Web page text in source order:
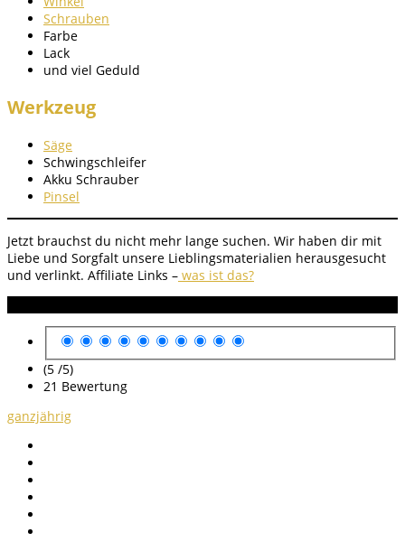
Schrauben
Farbe
Lack
und viel Geduld
Werkzeug
Säge
Schwingschleifer
Akku Schrauber
Pinsel
Jetzt brauchst du nicht mehr lange suchen. Wir haben dir mit
Liebe und Sorgfalt unsere Lieblingsmaterialien herausgesucht
und verlinkt. Affiliate Links – was ist das?
(5 /5)
21 Bewertung
ganzjährig